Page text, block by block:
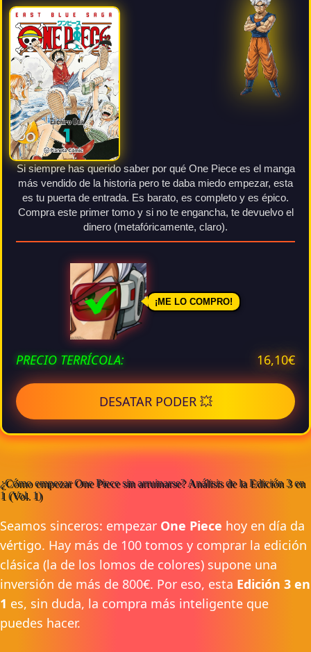
Si siempre has querido saber por qué One Piece es el manga
más vendido de la historia pero te daba miedo empezar, esta
es tu puerta de entrada. Es barato, es completo y es épico.
Compra este primer tomo y si no te engancha, te devuelvo el
dinero (metafóricamente, claro).
¡ME LO COMPRO!
PRECIO TERRÍCOLA: 16,10€
DESATAR PODER 💥
¿Cómo empezar One Piece sin arruinarse? Análisis de la Edición 3 en
1 (Vol. 1)
Seamos sinceros: empezar One Piece hoy en día da
vértigo. Hay más de 100 tomos y comprar la edición
clásica (la de los lomos de colores) supone una
inversión de más de 800€. Por eso, esta Edición 3 en
1 es, sin duda, la compra más inteligente que
puedes hacer.